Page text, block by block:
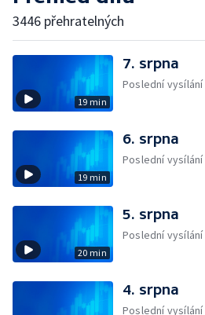
3446 přehratelných
19 min
7. srpna
Poslední vysílání
19 min
6. srpna
Poslední vysílání
20 min
5. srpna
Poslední vysílání
4. srpna
Poslední vysílání